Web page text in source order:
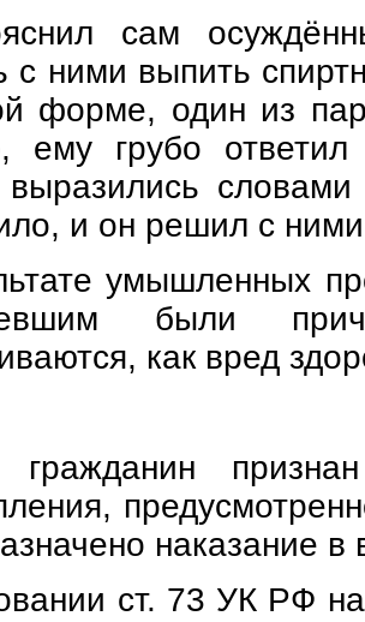
сам
с ними выпить
форме, один из
ему грубо
выразились
и он решил с
умышленных
были
как вред
гражданин
наказание
ст. 73 УК РФ